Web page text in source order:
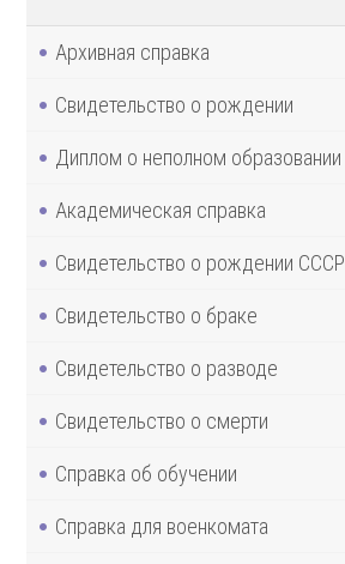
Архивная справка
Свидетельство о рождении
Диплом о неполном образовании
Академическая справка
Свидетельство о рождении СССР
Свидетельство о браке
Свидетельство о разводе
Свидетельство о смерти
Справка об обучении
Справка для военкомата